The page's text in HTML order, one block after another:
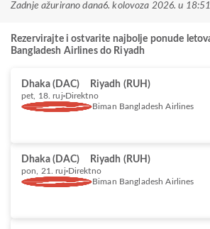
Zadnje ažurirano dana6. kolovoza 2026. u
Rezervirajte i ostvarite najbolje ponude
Bangladesh Airlines do Riyadh
Dhaka (DAC) Riyadh (RUH)
pet, 18. ruj Direktno
Biman Bangladesh Airlines
Dhaka (DAC) Riyadh (RUH)
pon, 21. ruj Direktno
Biman Bangladesh Airlines